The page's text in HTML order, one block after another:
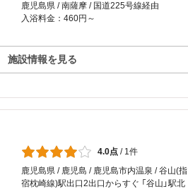
鹿児島県 / 南薩摩 / 国道225号線経由
入浴料金：460円～
施設情報を見る
4.0点 / 1件
鹿児島県 / 鹿児島 / 鹿児島市内温泉 / 谷山(指
宿枕崎線)駅出口2出口からすぐ 「谷山」駅北